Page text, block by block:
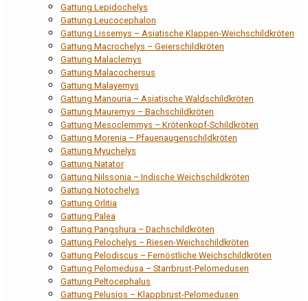
Gattung Lepidochelys
Gattung Leucocephalon
Gattung Lissemys – Asiatische Klappen-Weichschildkröten
Gattung Macrochelys – Geierschildkröten
Gattung Malaclemys
Gattung Malacochersus
Gattung Malayemys
Gattung Manouria – Asiatische Waldschildkröten
Gattung Mauremys – Bachschildkröten
Gattung Mesoclemmys – Krötenkopf-Schildkröten
Gattung Morenia – Pfauenaugenschildkröten
Gattung Myuchelys
Gattung Natator
Gattung Nilssonia – Indische Weichschildkröten
Gattung Notochelys
Gattung Orlitia
Gattung Palea
Gattung Pangshura – Dachschildkröten
Gattung Pelochelys – Riesen-Weichschildkröten
Gattung Pelodiscus – Fernöstliche Weichschildkröten
Gattung Pelomedusa – Starrbrust-Pelomedusen
Gattung Peltocephalus
Gattung Pelusios – Klappbrust-Pelomedusen